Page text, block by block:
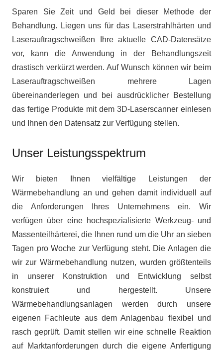
Sparen Sie Zeit und Geld bei dieser Methode der
Behandlung. Liegen uns für das Laserstrahlhärten und
Laserauftragschweißen Ihre aktuelle CAD-Datensätze
vor, kann die Anwendung in der Behandlungszeit
drastisch verkürzt werden. Auf Wunsch können wir beim
Laserauftragschweißen mehrere Lagen
übereinanderlegen und bei ausdrücklicher Bestellung
das fertige Produkte mit dem 3D-Laserscanner einlesen
und Ihnen den Datensatz zur Verfügung stellen.
Unser Leistungsspektrum
Wir bieten Ihnen vielfältige Leistungen der
Wärmebehandlung an und gehen damit individuell auf
die Anforderungen Ihres Unternehmens ein. Wir
verfügen über eine hochspezialisierte Werkzeug- und
Massenteilhärterei, die Ihnen rund um die Uhr an sieben
Tagen pro Woche zur Verfügung steht. Die Anlagen die
wir zur Wärmebehandlung nutzen, wurden größtenteils
in unserer Konstruktion und Entwicklung selbst
konstruiert und hergestellt. Unsere
Wärmebehandlungsanlagen werden durch unsere
eigenen Fachleute aus dem Anlagenbau flexibel und
rasch geprüft. Damit stellen wir eine schnelle Reaktion
auf Marktanforderungen durch die eigene Anfertigung